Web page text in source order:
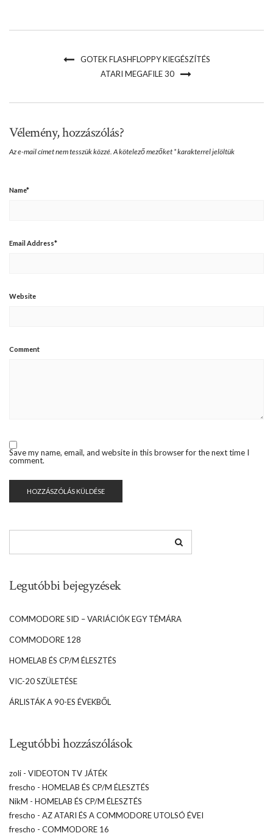
GOTEK FLASHFLOPPY KIEGÉSZÍTÉS
ATARI MEGAFILE 30
Vélemény, hozzászólás?
Az e-mail címet nem tesszük közzé. A kötelező mezőket *karakterrel jelöltük
Name*
Email Address*
Website
Comment
Save my name, email, and website in this browser for the next time I
comment.
Legutóbbi bejegyzések
COMMODORE SID – VARIÁCIÓK EGY TÉMÁRA
COMMODORE 128
HOMELAB ÉS CP/M ÉLESZTÉS
VIC-20 SZÜLETÉSE
ÁRLISTÁK A 90-ES ÉVEKBŐL
Legutóbbi hozzászólások
zoli - VIDEOTON TV JÁTÉK
frescho - HOMELAB ÉS CP/M ÉLESZTÉS
NikM - HOMELAB ÉS CP/M ÉLESZTÉS
frescho - AZ ATARI ÉS A COMMODORE UTOLSÓ ÉVEI
frescho - COMMODORE 16